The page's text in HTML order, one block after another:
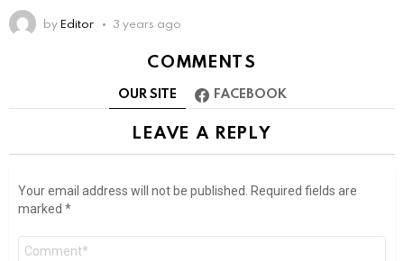
byEditor 3 years ago
COMMENTS
OUR SITE FACEBOOK
LEAVE A REPLY
Your email address will not be published. Required fields are
marked *
Comment